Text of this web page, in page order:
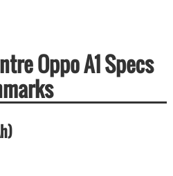
Oppo A1 Specs